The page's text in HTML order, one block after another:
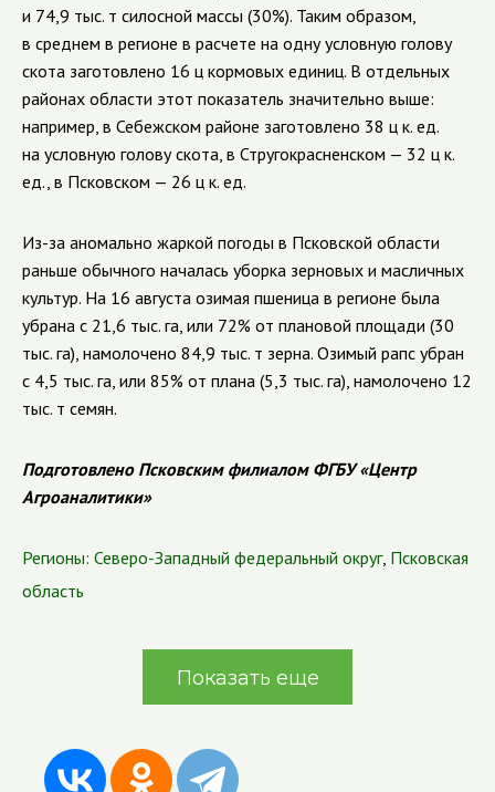
и 74,9 тыс. т силосной массы (30%). Таким образом,
в среднем в регионе в расчете на одну условную голову
скота заготовлено 16 ц кормовых единиц. В отдельных
районах области этот показатель значительно выше:
например, в Себежском районе заготовлено 38 ц к. ед.
на условную голову скота, в Стругокрасненском — 32 ц к.
ед., в Псковском — 26 ц к. ед.
Из-за аномально жаркой погоды в Псковской области
раньше обычного началась уборка зерновых и масличных
культур. На 16 августа озимая пшеница в регионе была
убрана с 21,6 тыс. га, или 72% от плановой площади (30
тыс. га), намолочено 84,9 тыс. т зерна. Озимый рапс убран
с 4,5 тыс. га, или 85% от плана (5,3 тыс. га), намолочено 12
тыс. т семян.
Подготовлено Псковским филиалом ФГБУ «Центр
Агроаналитики»
Регионы: Северо-Западный федеральный округ, Псковская
область
Показать еще